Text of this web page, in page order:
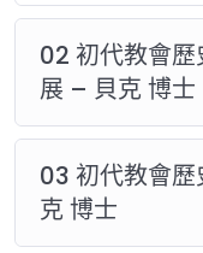
02 初代教會
展 – 貝克 博士
03 初代教會
克 博士